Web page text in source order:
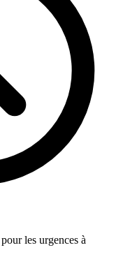
les urgences à